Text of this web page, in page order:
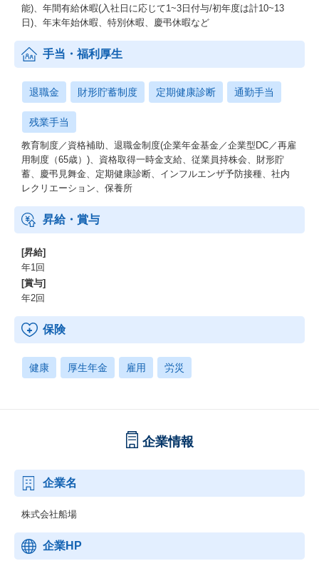
能)、年間有給休暇(入社日に応じて1~3日付与/初年度は計10~13
日)、年末年始休暇、特別休暇、慶弔休暇など
手当・福利厚生
退職金 財形貯蓄制度 定期健康診断 通勤手当
残業手当
教育制度／資格補助、退職金制度(企業年金基金／企業型DC／再雇
用制度（65歳）)、資格取得一時金支給、従業員持株会、財形貯
蓄、慶弔見舞金、定期健康診断、インフルエンザ予防接種、社内
レクリエーション、保養所
昇給・賞与
[昇給]
年1回
[賞与]
年2回
保険
健康 厚生年金 雇用 労災
企業情報
企業名
株式会社船場
企業HP